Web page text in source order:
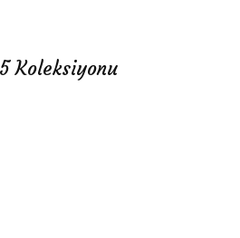
Koleksiyonu